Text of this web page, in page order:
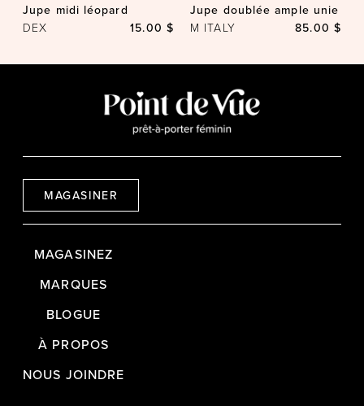
Jupe midi léopard
DEX 15.00 $
Jupe doublée ample unie
M ITALY 85.00 $
MAGASINER
MAGASINEZ
MARQUES
BLOGUE
À PROPOS
NOUS JOINDRE